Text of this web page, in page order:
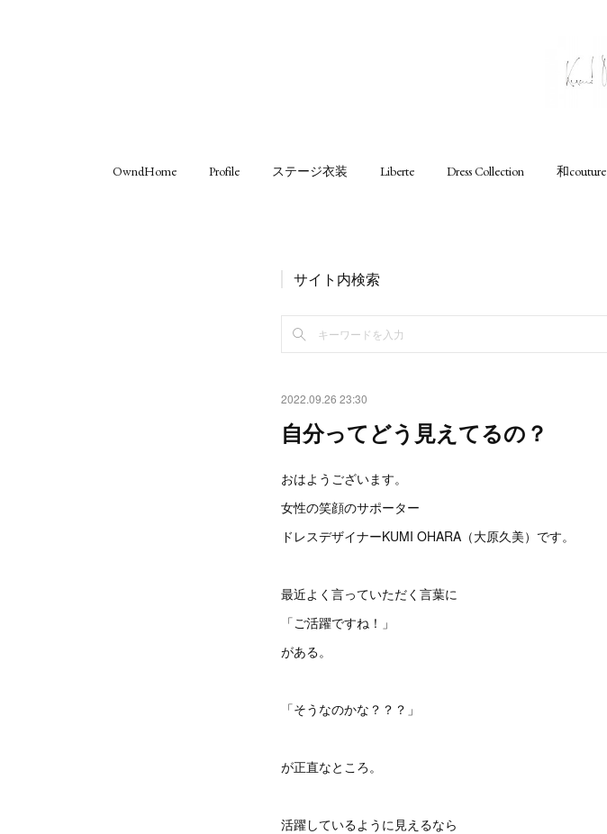
OwndHome Profile ステージ衣装 Liberte Dress Collection 和couture
サイト内検索
2022.09.26 23:30
自分ってどう見えてるの？
おはようございます。
女性の笑顔のサポーター
ドレスデザイナーKUMI OHARA（大原久美）です。
最近よく言っていただく言葉に
「ご活躍ですね！」
がある。
「そうなのかな？？？」
が正直なところ。
活躍しているように見えるなら